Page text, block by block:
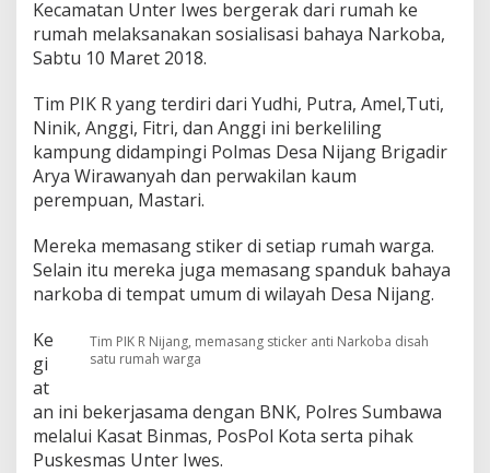
S
o
s
a
l
i
a
s
i
a
n
B
a
a
y
a
r
k
Kecamatan Unter Iwes bergerak dari rumah ke
rumah melaksanakan sosialisasi bahaya Narkoba,
Sabtu 10 Maret 2018.
Tim PIK R yang terdiri dari Yudhi, Putra, Amel,Tuti,
Ninik, Anggi, Fitri, dan Anggi ini berkeliling
kampung didampingi Polmas Desa Nijang Brigadir
Arya Wirawanyah dan perwakilan kaum
perempuan, Mastari.
Mereka memasang stiker di setiap rumah warga.
Selain itu mereka juga memasang spanduk bahaya
narkoba di tempat umum di wilayah Desa Nijang.
Tim PIK R Nijang, memasang sticker anti Narkoba disah
satu rumah warga
Ke
gi
at
an ini bekerjasama dengan BNK, Polres Sumbawa
melalui Kasat Binmas, PosPol Kota serta pihak
Puskesmas Unter Iwes.